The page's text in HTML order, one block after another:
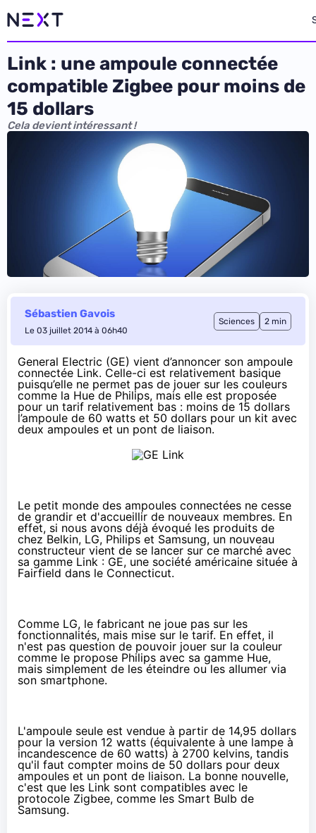
Link : une ampoule connectée
compatible Zigbee pour moins de
15 dollars
Cela devient intéressant !
Sébastien Gavois
Le 03 juillet 2014 à 06h40
Sciences 2 min
General Electric (GE) vient d’annoncer son ampoule
connectée Link. Celle-ci est relativement basique
puisqu’elle ne permet pas de jouer sur les couleurs
comme la Hue de Philips, mais elle est proposée
pour un tarif relativement bas : moins de 15 dollars
l’ampoule de 60 watts et 50 dollars pour un kit avec
deux ampoules et un pont de liaison.
Le petit monde des ampoules connectées ne cesse
de grandir et d'accueillir de nouveaux membres. En
effet, si nous avons déjà évoqué les produits de
chez Belkin, LG, Philips et Samsung, un nouveau
constructeur vient de se lancer sur ce marché avec
sa gamme Link : GE, une société américaine située à
Fairfield dans le Connecticut.
Comme LG, le fabricant ne joue pas sur les
fonctionnalités, mais mise sur le tarif. En effet, il
n'est pas question de pouvoir jouer sur la couleur
comme le propose Philips avec sa gamme Hue,
mais simplement de les éteindre ou les allumer via
son smartphone.
L'ampoule seule est vendue à partir de 14,95 dollars
pour la version 12 watts (équivalente à une lampe à
incandescence de 60 watts) à 2700 kelvins, tandis
qu'il faut compter moins de 50 dollars pour deux
ampoules et un pont de liaison. La bonne nouvelle,
c'est que les Link sont compatibles avec le
protocole Zigbee, comme les Smart Bulb de
Samsung.